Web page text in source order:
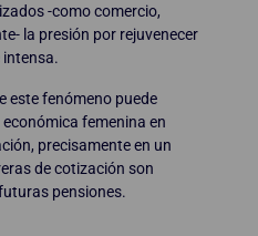
-como comercio,
la presión por rejuvenecer
este fenómeno puede
femenina en
precisamente en un
de cotización son
pensiones.